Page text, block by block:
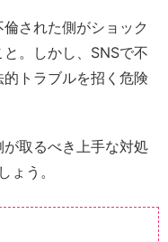
された側がショック
。しかし、SNSで不
トラブルを招く危険
取るべき上手な対処
ょう。